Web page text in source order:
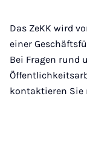
Das ZeKK wird
einer
Bei Fragen rund
kontaktieren Sie